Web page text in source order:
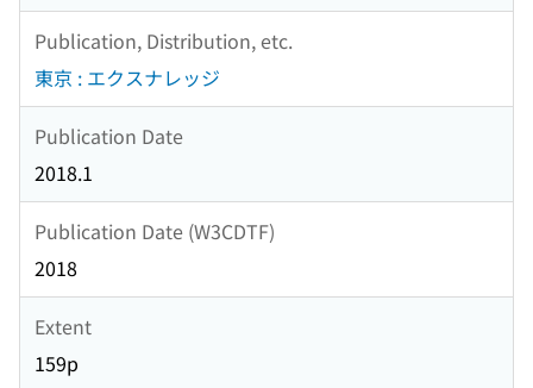
Publication, Distribution, etc.
東京 : エクスナレッジ
Publication Date
2018.1
Publication Date (W3CDTF)
2018
Extent
159p